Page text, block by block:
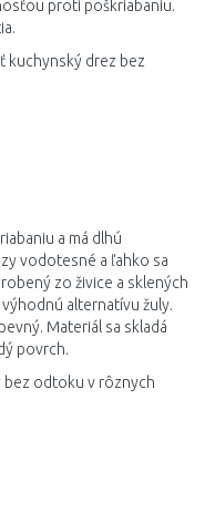
proti poškriabaniu.
kuchynský drez bez
a má dlhú
vodotesné a ľahko sa
zo živice a sklených
alternatívu žuly.
Materiál sa skladá
povrch.
bez odtoku v rôznych